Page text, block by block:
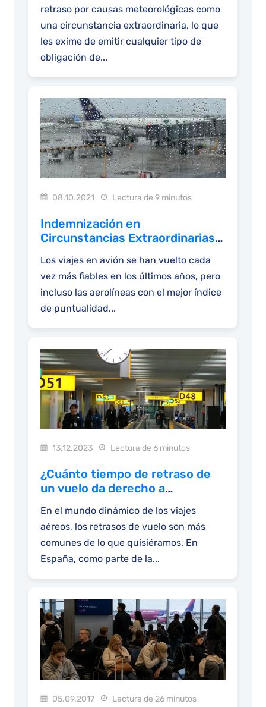
retraso por causas meteorológicas como
una circunstancia extraordinaria, lo que
les exime de emitir cualquier tipo de
obligación de...
08.10.2021 Lectura de 9 minutos
Indemnización en
Circunstancias Extraordinarias
Los viajes en avión se han vuelto cada
vez más fiables en los últimos años, pero
incluso las aerolíneas con el mejor índice
de puntualidad...
13.12.2023 Lectura de 6 minutos
¿Cuánto tiempo de retraso de
un vuelo da derecho a
En el mundo dinámico de los viajes
aéreos, los retrasos de vuelo son más
comunes de lo que quisiéramos. En
España, como parte de la...
05.09.2017 Lectura de 26 minutos